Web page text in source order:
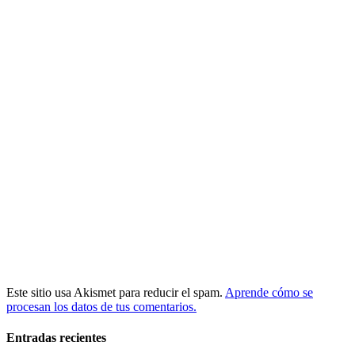
Este sitio usa Akismet para reducir el spam. Aprende cómo se
procesan los datos de tus comentarios.
Entradas recientes